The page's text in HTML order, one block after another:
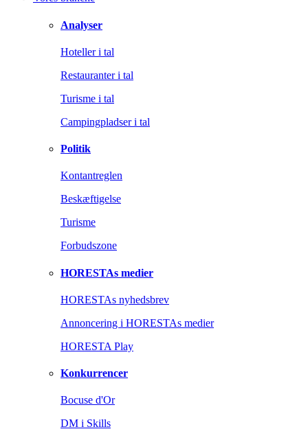
Analyser
Hoteller i tal
Restauranter i tal
Turisme i tal
Campingpladser i tal
Politik
Kontantreglen
Beskæftigelse
Turisme
Forbudszone
HORESTAs medier
HORESTAs nyhedsbrev
Annoncering i HORESTAs medier
HORESTA Play
Konkurrencer
Bocuse d'Or
DM i Skills